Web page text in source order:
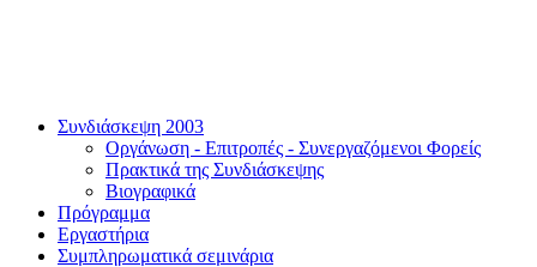
Συνδιάσκεψη 2003
Οργάνωση - Επιτροπές - Συνεργαζόμενοι Φορείς
Πρακτικά της Συνδιάσκεψης
Βιογραφικά
Πρόγραμμα
Εργαστήρια
Συμπληρωματικά σεμινάρια